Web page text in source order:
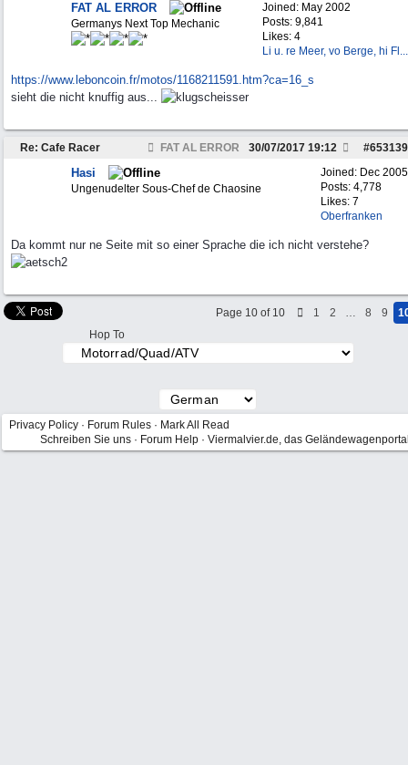
Joined: May 2002
Posts: 9,841
Likes: 4
Li u. re Meer, vo Berge, hi Fl...
FAT AL ERROR
Germanys Next Top Mechanic
https://www.leboncoin.fr/motos/1168211591.htm?ca=16_s
sieht die nicht knuffig aus...
Re: Cafe Racer FAT AL ERROR #653139
30/07/2017 19:12
Joined: Dec 2005
Posts: 4,778
Likes: 7
Oberfranken
Hasi
Ungenudelter Sous-Chef de Chaosine
Da kommt nur ne Seite mit so einer Sprache die ich nicht verstehe?
Page 10 of 10 1 2 … 8 9
Hop To
Privacy Policy · Forum Rules · Mark All Read
Schreiben Sie uns · Forum Help · Viermalvier.de, das